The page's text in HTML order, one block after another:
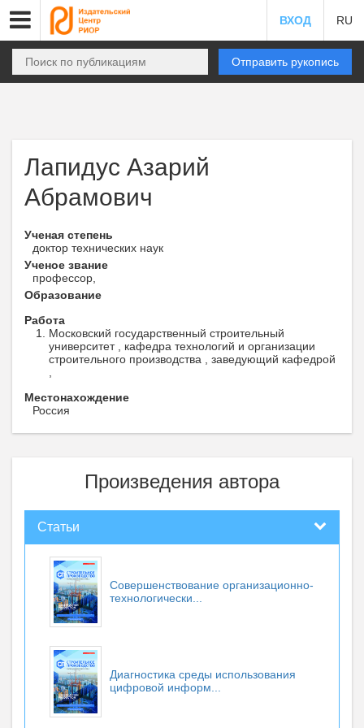
ВХОД RU
Отправить рукопись
Лапидус Азарий
Абрамович
Ученая степень
доктор технических наук
Ученое звание
профессор,
Образование
Работа
Московский государственный строительный
университет , кафедра технологий и организации
строительного производства , заведующий кафедрой
Местонахождение
Россия
Произведения автора
Статьи
Совершенствование организационно-
технологически...
Диагностика среды использования
цифровой информ...